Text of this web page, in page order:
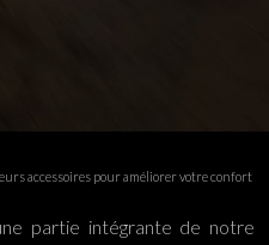
accessoires pour améliorer votre confort
partie intégrante de notre